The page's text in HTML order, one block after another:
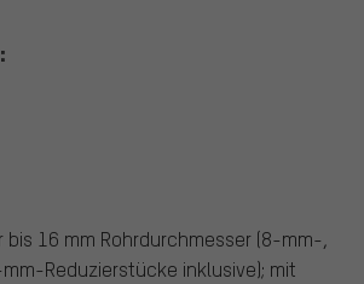
bis 16 mm Rohrdurchmesser (8-mm-,
Reduzierstücke inklusive); mit